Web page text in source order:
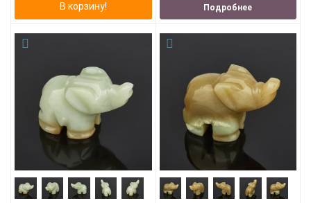
В корзину! Подробнее